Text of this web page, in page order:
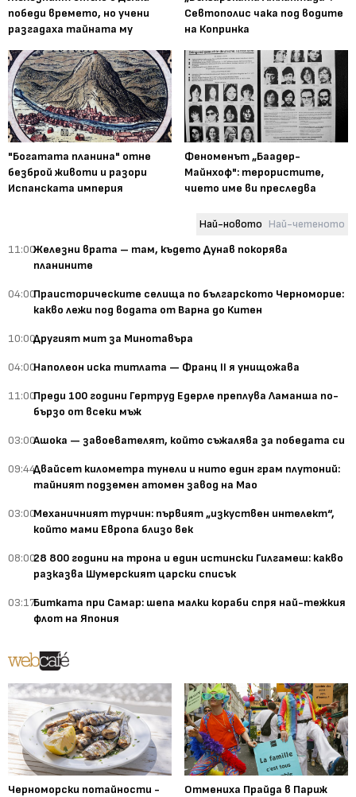
победи времето, но учени
разгадаха тайната му
Севтополис чака под водите
на Копринка
"Богатата планина" отне
безброй животи и разори
Испанската империя
Феноменът „Баадер-
Майнхоф": терористите,
чието име ви преследва
Най-новото Най-четеното
11:00Железни врата – там, където Дунав покорява
планините
04:00Праисторическите селища по българското Черноморие:
какво лежи под водата от Варна до Китен
10:00Другият мит за Минотавъра
04:00Наполеон иска титлата — Франц II я унищожава
11:00Преди 100 години Гертруд Едерле преплува Ламанша по-
бързо от всеки мъж
03:00Ашока — завоевателят, който съжалява за победата си
09:44Двайсет километра тунели и нито един грам плутоний:
тайният подземен атомен завод на Мао
03:00Механичният турчин: първият „изкуствен интелект“,
който мами Европа близо век
08:0028 800 години на трона и един истински Гилгамеш: какво
разказва Шумерският царски списък
03:17Битката при Самар: шепа малки кораби спря най-тежкия
флот на Япония
Черноморски потайности -
Отмениха Прайда в Париж